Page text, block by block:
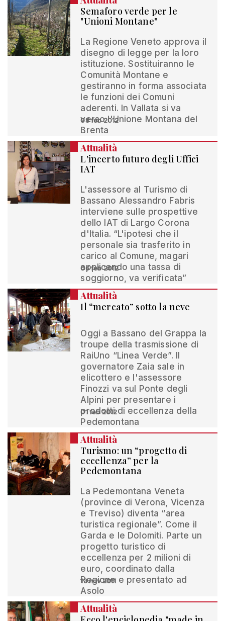
Semaforo verde per le
"Unioni Montane"
La Regione Veneto approva il
disegno di legge per la loro
istituzione. Sostituiranno le
Comunità Montane e
gestiranno in forma associata
le funzioni dei Comuni
aderenti. In Vallata si va
verso l'Unione Montana del
Brenta
08 feb 2012
Attualità
L'incerto futuro degli Uffici
IAT
L'assessore al Turismo di
Bassano Alessandro Fabris
interviene sulle prospettive
dello IAT di Largo Corona
d'Italia. “L'ipotesi che il
personale sia trasferito in
carico al Comune, magari
applicando una tassa di
soggiorno, va verificata”
06 feb 2012
Attualità
Il “mercato” sotto la neve
Oggi a Bassano del Grappa la
troupe della trasmissione di
RaiUno “Linea Verde”. Il
governatore Zaia sale in
elicottero e l'assessore
Finozzi va sul Ponte degli
Alpini per presentare i
prodotti di eccellenza della
Pedemontana
01 feb 2012
Attualità
Turismo: un “progetto di
eccellenza” per la
Pedemontana
La Pedemontana Veneta
(province di Verona, Vicenza
e Treviso) diventa “area
turistica regionale”. Come il
Garda e le Dolomiti. Parte un
progetto turistico di
eccellenza per 2 milioni di
euro, coordinato dalla
Regione e presentato ad
Asolo
13 nov 2011
Attualità